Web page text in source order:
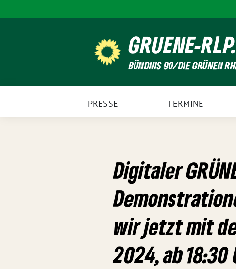
zum
GRUENE-
BÜNDNIS 90/DIE GRÜNEN
PRESSE TERMINE
Digitaler
wir jetzt mit
2024, ab 18:30